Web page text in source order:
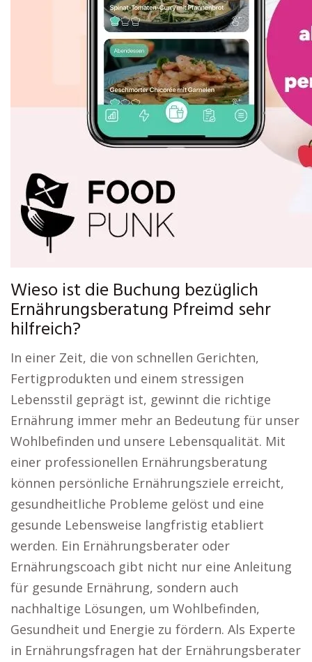
Wieso ist die Buchung bezüglich
Ernährungsberatung Pfreimd sehr
hilfreich?
In einer Zeit, die von schnellen Gerichten,
Fertigprodukten und einem stressigen
Lebensstil geprägt ist, gewinnt die richtige
Ernährung immer mehr an Bedeutung für unser
Wohlbefinden und unsere Lebensqualität. Mit
einer professionellen Ernährungsberatung
können persönliche Ernährungsziele erreicht,
gesundheitliche Probleme gelöst und eine
gesunde Lebensweise langfristig etabliert
werden. Ein Ernährungsberater oder
Ernährungscoach gibt nicht nur eine Anleitung
für gesunde Ernährung, sondern auch
nachhaltige Lösungen, um Wohlbefinden,
Gesundheit und Energie zu fördern. Als Experte
in Ernährungsfragen hat der Ernährungsberater